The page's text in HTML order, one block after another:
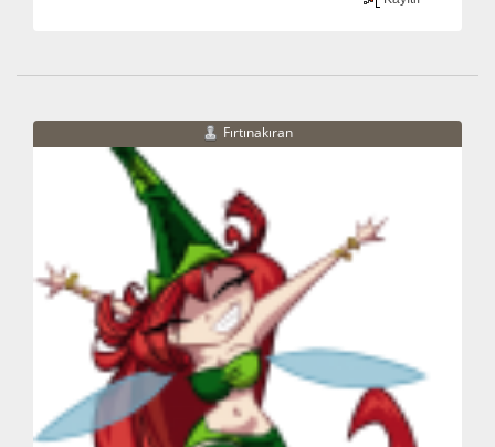
Fırtınakıran